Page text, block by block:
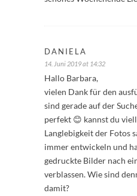
DANIELA
14. Juni 2019 at 14:32
Hallo Barbara,
vielen Dank für den
sind gerade auf der
perfekt 😊 kannst du
Langlebigkeit der Fotos
immer entwickeln und
gedruckte Bilder nach
verblassen. Wie sind
damit?